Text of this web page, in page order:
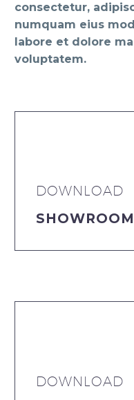
consectetur,
numquam eius
labore et dolore
voluptatem.
DOWNLOAD
DOWNLOAD